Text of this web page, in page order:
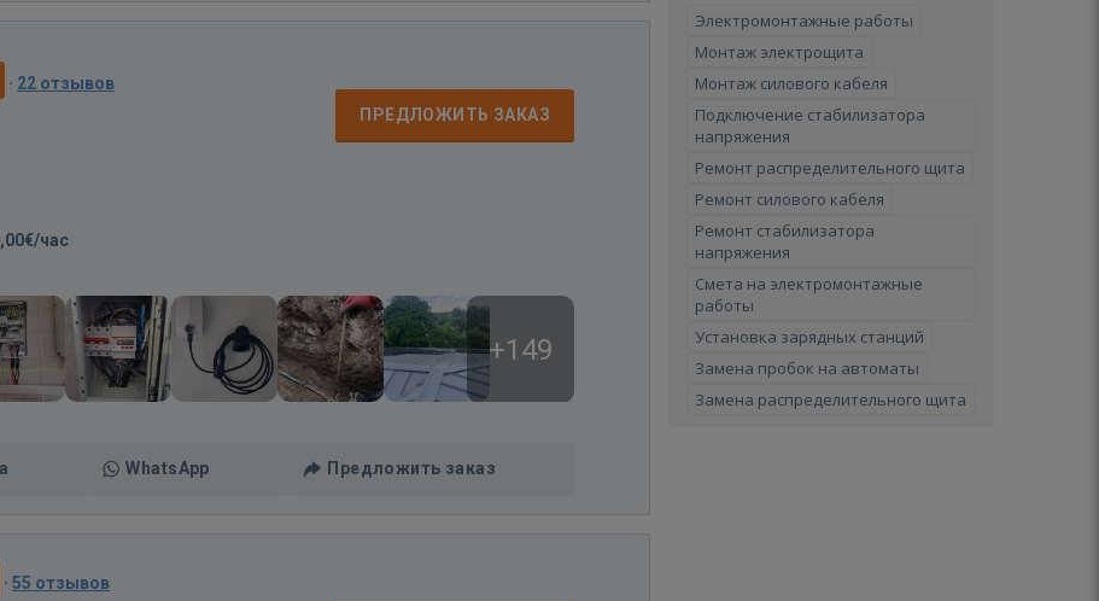
· 22 отзывов
ПРЕДЛОЖИТЬ ЗАКАЗ
час
+149
WhatsApp Предложить заказ
· 55 отзывов
Электромонтажные работы
Монтаж электрощита
Монтаж силового кабеля
Подключение стабилизатора
напряжения
Ремонт распределительного щита
Ремонт силового кабеля
Ремонт стабилизатора
напряжения
Смета на электромонтажные
работы
Установка зарядных станций
Замена пробок на автоматы
Замена распределительного щита